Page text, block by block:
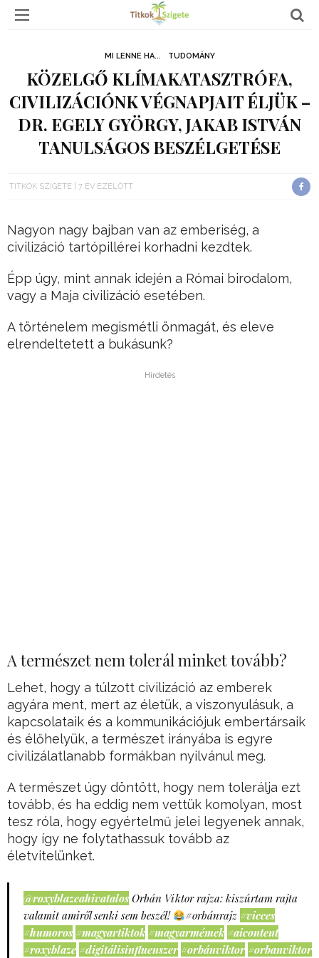
MI LENNE HA... TUDOMÁNY
KÖZELGŐ KLÍMAKATASZTRÓFA,
CIVILIZÁCIÓNK VÉGNAPJAIT ÉLJÜK –
DR. EGELY GYÖRGY, JAKAB ISTVÁN
TANULSÁGOS BESZÉLGETÉSE
TITKOK SZIGETE 7 ÉV EZELŐTT
Nagyon nagy bajban van az emberiség, a
civilizáció tartópillérei korhadni kezdtek.
Épp úgy, mint annak idején a Római birodalom,
vagy a Maja civilizáció esetében.
A történelem megismétli önmagát, és eleve
elrendeltetett a bukásunk?
Hirdetés
A természet nem tolerál minket tovább?
Lehet, hogy a túlzott civilizáció az emberek
agyára ment, mert az életük, a viszonyulásuk, a
kapcsolataik és a kommunikációjuk embertársaik
és élőhelyük, a természet irányába is egyre
civilizálatlanabb formákban nyilvánul meg.
A természet úgy döntött, hogy nem tolerálja ezt
tovább, és ha eddig nem vettük komolyan, most
tesz róla, hogy egyértelmű jelei legyenek annak,
hogy így ne folytathassuk tovább az
életvitelünket.
@roxyblazeahivatalos Orbán Viktor rajza: kiszúrtam rajta
valamit amiről senki sem beszél!
#orbánrajz #vicces
#humoros #magyartiktok #magyarmémek #aicontent
#roxyblaze #digitálisinfluenszer #orbánviktor #orbanviktor